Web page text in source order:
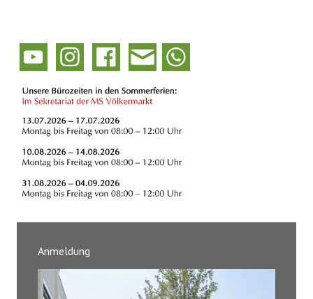
Anmeldung